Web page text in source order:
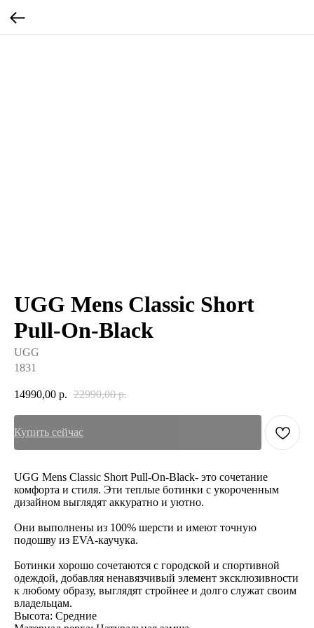
UGG Mens Classic Short
Pull-On-Black
UGG
1831
14990,00 р. 22990,00 р.
Купить сейчас
UGG Mens Classic Short Pull-On-Black- это сочетание
комфорта и стиля. Эти теплые ботинки с укороченным
дизайном выглядят аккуратно и уютно.
Они выполнены из 100% шерсти и имеют точную
подошву из EVA-каучука.
Ботинки хорошо сочетаются с городской и спортивной
одеждой, добавляя ненавязчивый элемент эксклюзивности
к любому образу, выглядят стройнее и долго служат своим
владельцам.
Высота: Средние